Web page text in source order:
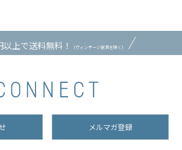
上で送料無料！ （ヴィンテージ家具を除く）
メルマガ登録